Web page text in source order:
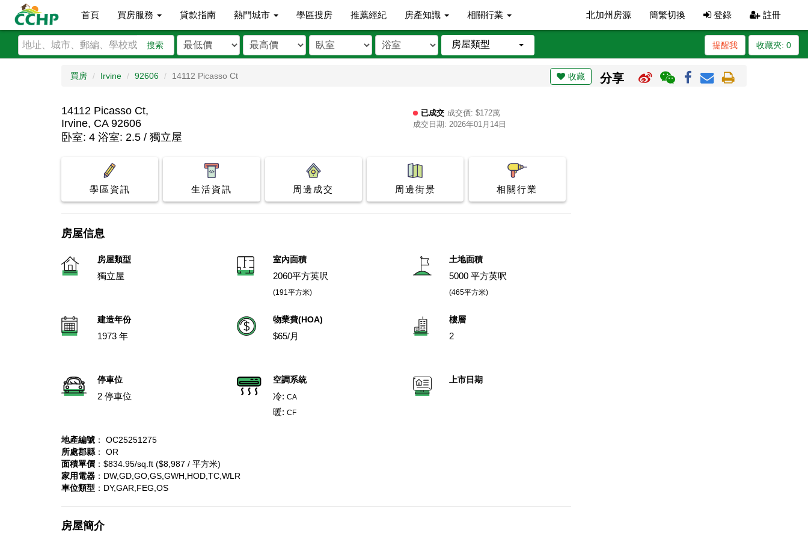
首頁 買房服務 貸款指南 熱門城市 學區搜房 推薦經紀 房產知識 相關行業 北加州房源 簡繁切換 登錄 註冊
搜索 房屋類型 收藏夾: 0
提醒我
買房 Irvine 92606 14112 Picasso Ct 收藏 分享
14112 Picasso Ct,
Irvine, CA 92606
已成交 成交價: $172萬
成交日期: 2026年01月14日
卧室: 4 浴室: 2.5 / 獨立屋
學區資訊 生活資訊 周邊成交 周邊街景 相關行業
房屋信息
房屋類型
獨立屋
室內面積
2060平方英呎
(191平方米)
土地面積
5000 平方英呎
(465平方米)
建造年份
1973 年
物業費(HOA)
$65/月
樓層
2
停車位
2 停車位
空調系統
冷:CA
暖:CF
上市日期
地產編號 ： OC25251275
所處郡縣 ： OR
面積單價 ：$834.95/sq.ft ($8,987 / 平方米)
家用電器 ：DW,GD,GO,GS,GWH,HOD,TC,WLR
車位類型 ：DY,GAR,FEG,OS
房屋簡介